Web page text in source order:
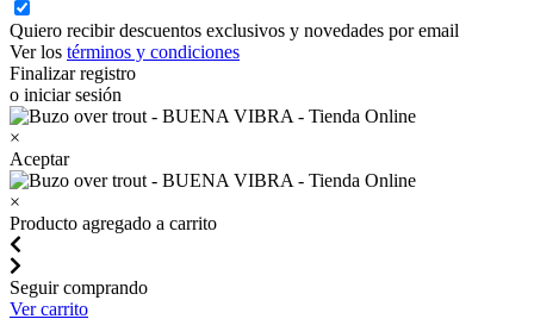
Quiero recibir descuentos exclusivos y novedades por email
Ver los términos y condiciones
Finalizar registro
o iniciar sesión
×
Aceptar
×
Producto agregado a carrito
Seguir comprando
Ver carrito